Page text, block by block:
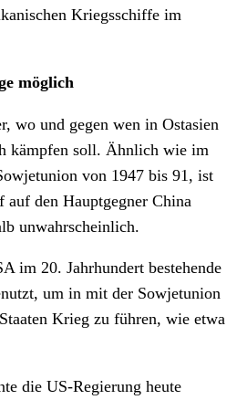
Kriegsschiffe im
möglich
wo und gegen wen in Ostasien
kämpfen soll. Ähnlich wie im
von 1947 bis 91, ist
den Hauptgegner China
unwahrscheinlich.
im 20. Jahrhundert bestehende
um in mit der Sowjetunion
Krieg zu führen, wie etwa
die US-Regierung heute